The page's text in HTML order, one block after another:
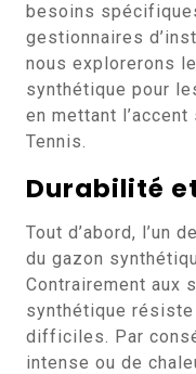
besoins
gestionnaires
nous explorerons
synthétique pour
en mettant
Tennis.
Durabilité
Tout d’abord, l’un
du gazon
Contrairement aux
synthétique
difficiles. Par
intense ou de